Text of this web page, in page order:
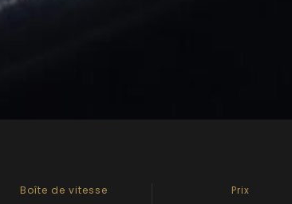
Boîte de vitesse Prix